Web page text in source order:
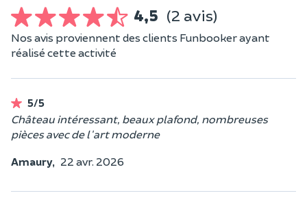
4,5 (2 avis)
Nos avis proviennent des clients Funbooker ayant
réalisé cette activité
5/5
Château intéressant, beaux plafond, nombreuses
pièces avec de l'art moderne
Amaury, 22 avr. 2026